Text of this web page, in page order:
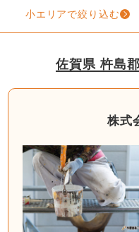
小エリアで絞り込む
佐賀県 杵島
株式